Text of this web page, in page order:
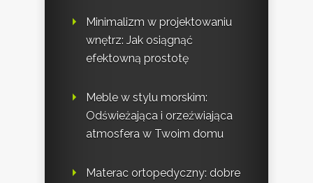
Minimalizm w projektowaniu
wnętrz: Jak osiągnąć
efektowną prostotę
Meble w stylu morskim:
Odświeżająca i orzeźwiająca
atmosfera w Twoim domu
Materac ortopedyczny: dobre